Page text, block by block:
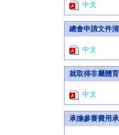
中文
總會申請文件
中文
就取得非屬體
中文
承擔參賽費用